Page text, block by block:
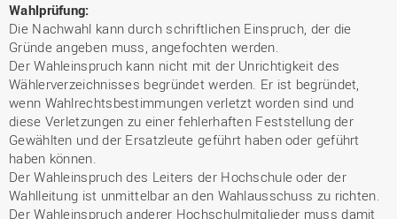
Wahlprüfung:
Die Nachwahl kann durch schriftlichen Einspruch, der die
Gründe angeben muss, angefochten werden.
Der Wahleinspruch kann nicht mit der Unrichtigkeit des
Wählerverzeichnisses begründet werden. Er ist begründet,
wenn Wahlrechtsbestimmungen verletzt worden sind und
diese Verletzungen zu einer fehlerhaften Feststellung der
Gewählten und der Ersatzleute geführt haben oder geführt
haben können.
Der Wahleinspruch des Leiters der Hochschule oder der
Wahlleitung ist unmittelbar an den Wahlausschuss zu richten.
Der Wahleinspruch anderer Hochschulmitglieder muss damit